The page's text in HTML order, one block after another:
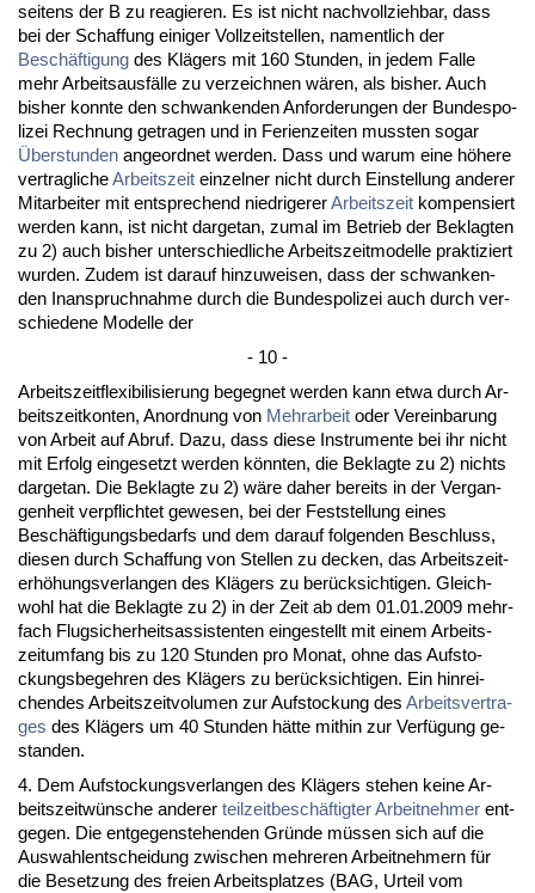
sei­tens der B zu re­agie­ren. Es ist nicht nach­voll­zieh­bar, dass
bei der Schaf­fung ei­ni­ger Voll­zeit­stel­len, na­ment­lich der
Beschäfti­gung des Klägers mit 160 St­un­den, in je­dem Fal­le
mehr Ar­beits­ausfälle zu ver­zeich­nen wären, als bis­her. Auch
bis­her konn­te den schwan­ken­den An­for­de­run­gen der Bun­des­po­
li­zei Rech­nung ge­tra­gen und in Fe­ri­en­zei­ten muss­ten so­gar
Über­stun­den an­ge­ord­net wer­den. Dass und war­um ei­ne höhe­re
ver­trag­li­cheAr­beits­zeit ein­zel­ner nicht durch Ein­stel­lung an­de­rer
Mit­ar­bei­ter mit ent­spre­chend nied­ri­ge­rerAr­beits­zeit kom­pen­siert
wer­den kann, ist nicht dar­ge­tan, zu­mal im Be­trieb der Be­klag­ten
zu 2) auch bis­her un­ter­schied­li­che Ar­beits­zeit­mo­del­le prak­ti­ziert
wur­den. Zu­dem ist dar­auf hin­zu­wei­sen, dass der schwan­ken­
den In­an­spruch­nah­me durch die Bun­des­po­li­zei auch durch ver­
schie­de­ne Mo­del­le der
- 10 -
Ar­beits­zeit­fle­xi­bi­li­sie­rung be­geg­net wer­den kann et­wa durch Ar­
beits­zeit­kon­ten, An­ord­nung von Mehr­ar­beit oder Ver­ein­ba­rung
von Ar­beit auf Ab­ruf. Da­zu, dass die­se In­stru­men­te bei ihr nicht
mit Er­folg ein­ge­setzt wer­den könn­ten, die Be­klag­te zu 2) nichts
dar­ge­tan. Die Be­klag­te zu 2) wäre da­her be­reits in der Ver­gan­
gen­heit ver­pflich­tet ge­we­sen, bei der Fest­stel­lung ei­nes
Beschäfti­gungs­be­darfs und dem dar­auf fol­gen­den Be­schluss,
die­sen durch Schaf­fung von Stel­len zu de­cken, das Ar­beits­zeit­
erhöhungs­ver­lan­gen des Klägers zu berück­sich­ti­gen. Gleich­
wohl hat die Be­klag­te zu 2) in der Zeit ab dem 01.01.2009 mehr­
fach Flug­si­cher­heits­as­sis­ten­ten ein­ge­stellt mit ei­nem Ar­beits­
zeit­um­fang bis zu 120 St­un­den pro Mo­nat, oh­ne das Auf­sto­
ckungs­be­geh­ren des Klägers zu berück­sich­ti­gen. Ein hin­rei­
chen­des Ar­beits­zeit­vo­lu­men zur Auf­sto­ckung des Ar­beits­ver­tra­
ges des Klägers um 40 St­un­den hätte mit­hin zur Verfügung ge­
stan­den.
4. Dem Auf­sto­ckungs­ver­lan­gen des Klägers ste­hen kei­ne Ar­
beits­zeitwünsche an­de­rer teil­zeit­beschäftig­terAr­beit­neh­mer ent­
ge­gen. Die ent­ge­gen­ste­hen­den Gründe müssen sich auf die
Aus­wah­l­ent­schei­dung zwi­schen meh­re­ren Ar­beit­neh­mern für
die Be­set­zung des frei­en Ar­beits­plat­zes (BAG, Ur­teil vom